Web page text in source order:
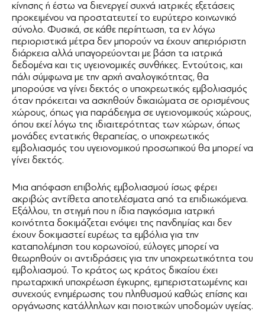
κίνησης ή έστω να διενεργεί συχνά ιατρικές εξετάσεις
προκειμένου να προστατευτεί το ευρύτερο κοινωνικό
σύνολο. Φυσικά, σε κάθε περίπτωση, τα εν λόγω
περιοριστικά μέτρα δεν μπορούν να έχουν απεριόριστη
διάρκεια αλλά υπαγορεύονται με βάση τα ιατρικά
δεδομένα και τις υγειονομικές συνθήκες. Εντούτοις, και
πάλι σύμφωνα με την αρχή αναλογικότητας, θα
μπορούσε να γίνει δεκτός ο υποχρεωτικός εμβολιασμός
όταν πρόκειται να ασκηθούν δικαιώματα σε ορισμένους
χώρους, όπως για παράδειγμα σε υγειονομικούς χώρους,
όπου εκεί λόγω της ιδιαιτερότητας των χώρων, όπως
μονάδες εντατικής θεραπείας, ο υποχρεωτικός
εμβολιασμός του υγειονομικού προσωπικού θα μπορεί να
γίνει δεκτός.
Μια απόφαση επιβολής εμβολιασμού ίσως φέρει
ακριβώς αντίθετα αποτελέσματα από τα επιδιωκόμενα.
Εξάλλου, τη στιγμή που η ίδια παγκόσμια ιατρική
κοινότητα δοκιμάζεται ενόψει της πανδημίας και δεν
έχουν δοκιμαστεί ευρέως τα εμβόλια για την
καταπολέμηση του κορωνοϊού, εύλογες μπορεί να
θεωρηθούν οι αντιδράσεις για την υποχρεωτικότητα του
εμβολιασμού. Το κράτος ως κράτος δικαίου έχει
πρωταρχική υποχρέωση έγκυρης, εμπεριστατωμένης και
συνεχούς ενημέρωσης του πληθυσμού καθώς επίσης και
οργάνωσης κατάλληλων και ποιοτικών υποδομών υγείας.